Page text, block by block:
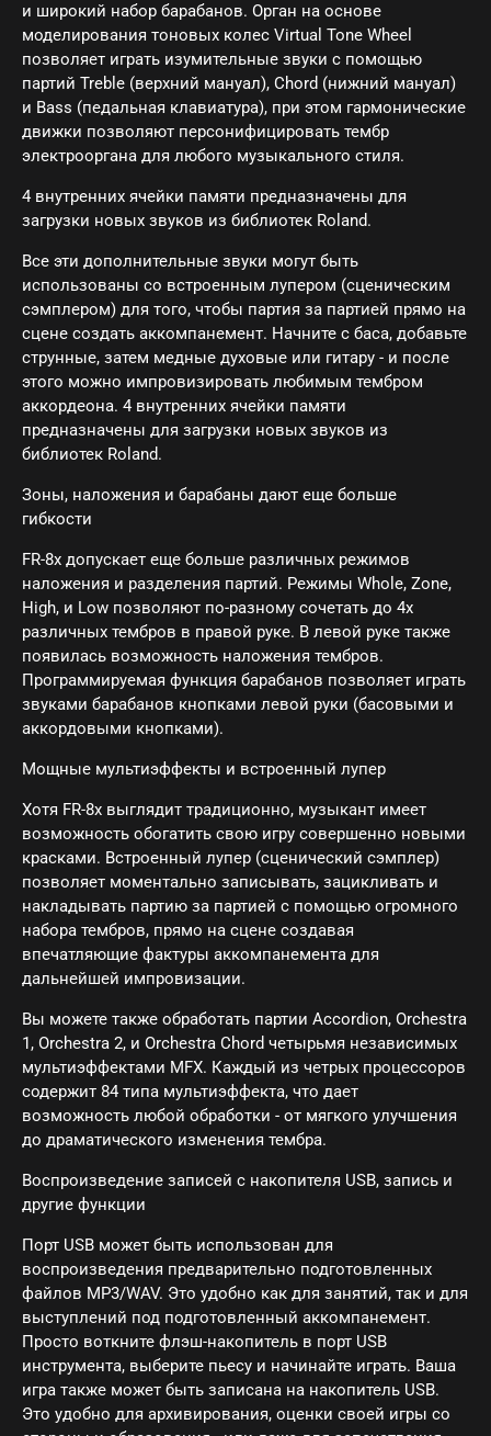
и широкий набор барабанов. Орган на основе
моделирования тоновых колес Virtual Tone Wheel
позволяет играть изумительные звуки с помощью
партий Treble (верхний мануал), Chord (нижний мануал)
и Bass (педальная клавиатура), при этом гармонические
движки позволяют персонифицировать тембр
электрооргана для любого музыкального стиля.
4 внутренних ячейки памяти предназначены для
загрузки новых звуков из библиотек Roland.
Все эти дополнительные звуки могут быть
использованы со встроенным лупером (сценическим
сэмплером) для того, чтобы партия за партией прямо на
сцене создать аккомпанемент. Начните с баса, добавьте
струнные, затем медные духовые или гитару - и после
этого можно импровизировать любимым тембром
аккордеона. 4 внутренних ячейки памяти
предназначены для загрузки новых звуков из
библиотек Roland.
Зоны, наложения и барабаны дают еще больше
гибкости
FR-8x допускает еще больше различных режимов
наложения и разделения партий. Режимы Whole, Zone,
High, и Low позволяют по-разному сочетать до 4х
различных тембров в правой руке. В левой руке также
появилась возможность наложения тембров.
Программируемая функция барабанов позволяет играть
звуками барабанов кнопками левой руки (басовыми и
аккордовыми кнопками).
Мощные мультиэффекты и встроенный лупер
Хотя FR-8x выглядит традиционно, музыкант имеет
возможность обогатить свою игру совершенно новыми
красками. Встроенный лупер (сценический сэмплер)
позволяет моментально записывать, зацикливать и
накладывать партию за партией с помощью огромного
набора тембров, прямо на сцене создавая
впечатляющие фактуры аккомпанемента для
дальнейшей импровизации.
Вы можете также обработать партии Accordion, Orchestra
1, Orchestra 2, и Orchestra Chord четырьмя независимых
мультиэффектами MFX. Каждый из четрых процессоров
содержит 84 типа мультиэффекта, что дает
возможность любой обработки - от мягкого улучшения
до драматического изменения тембра.
Воспроизведение записей с накопителя USB, запись и
другие функции
Порт USB может быть использован для
воспроизведения предварительно подготовленных
файлов MP3/WAV. Это удобно как для занятий, так и для
выступлений под подготовленный аккомпанемент.
Просто воткните флэш-накопитель в порт USB
инструмента, выберите пьесу и начинайте играть. Ваша
игра также может быть записана на накопитель USB.
Это удобно для архивирования, оценки своей игры со